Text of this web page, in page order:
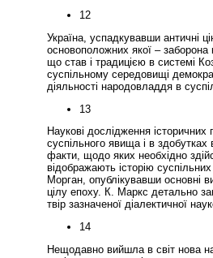
12
Україна, успадкувавши античні
основоположних якої –
що став і традицією в системі
суспільному середовищі
діяльності народовладдя в
13
Наукові дослідження історичних
суспільного явища і в здобутках
факти, щодо яких необхідно
відображають історію
Морган, опублікувавши основні
цілу епоху. К. Маркс детально
твір зазначеної діалектичної
14
Нещодавно вийшла в світ нова